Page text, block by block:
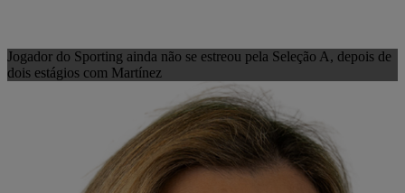
Jogador do Sporting ainda não se estreou pela Seleção A, depois de
dois estágios com Martínez